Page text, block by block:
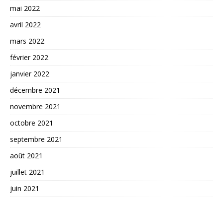
mai 2022
avril 2022
mars 2022
février 2022
janvier 2022
décembre 2021
novembre 2021
octobre 2021
septembre 2021
août 2021
juillet 2021
juin 2021